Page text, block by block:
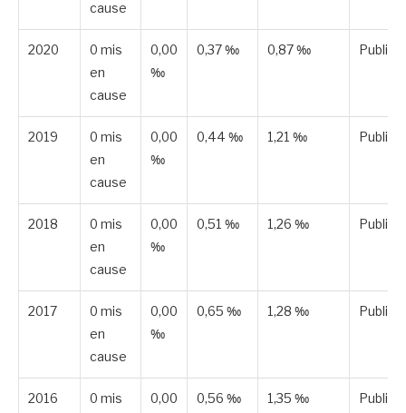
cause
2020
0 mis
en
cause
0,00
‰
0,37 ‰ 0,87 ‰ Publiée
2019
0 mis
en
cause
0,00
‰
0,44 ‰ 1,21 ‰ Publiée
2018
0 mis
en
cause
0,00
‰
0,51 ‰ 1,26 ‰ Publiée
2017
0 mis
en
cause
0,00
‰
0,65 ‰ 1,28 ‰ Publiée
2016
0 mis
0,00
0,56 ‰ 1,35 ‰ Publiée